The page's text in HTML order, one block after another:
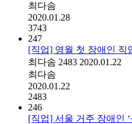
최다솜
2020.01.28
3743
247
[직업] 영월 첫 장애인 직
최다솜 2483 2020.01.22
최다솜
2020.01.22
2483
246
[직업] 서울 거주 장애인